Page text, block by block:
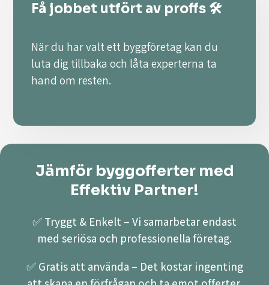
Få jobbet utfört av proffs 🛠️
När du har valt ett byggföretag kan du
luta dig tillbaka och låta experterna ta
hand om resten.
Jämför byggofferter med
Effektiv Partner!
✅ Tryggt & Enkelt – Vi samarbetar endast
med seriösa och professionella företag.
✅ Gratis att använda – Det kostar ingenting